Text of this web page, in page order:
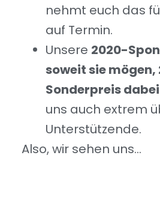
nehmt euch das
auf Termin.
Unsere 2020-
soweit sie mögen,
Sonderpreis
uns auch extrem
Unterstützende.
Also, wir sehen uns…